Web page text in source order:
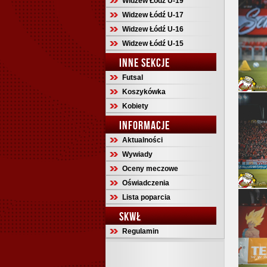
Widzew Łódź U-17
Widzew Łódź U-16
Widzew Łódź U-15
INNE SEKCJE
Futsal
Koszykówka
Kobiety
INFORMACJE
Aktualności
Wywiady
Oceny meczowe
Oświadczenia
Lista poparcia
SKWŁ
Regulamin